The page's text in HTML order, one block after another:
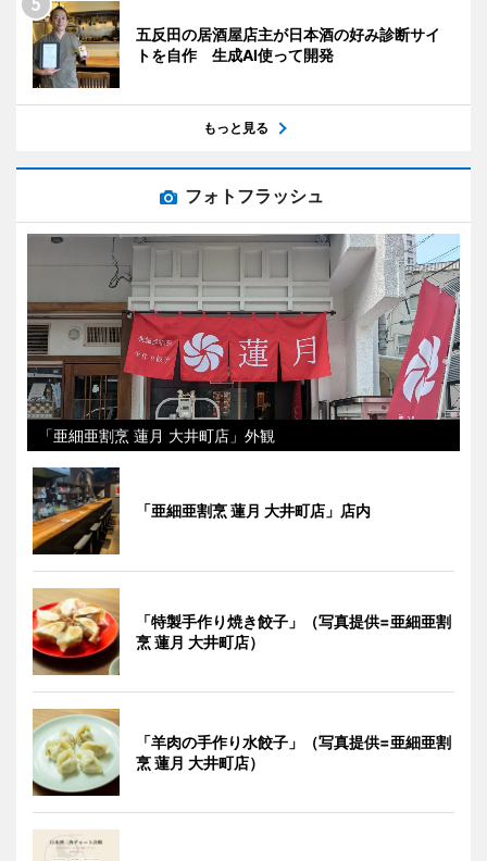
五反田の居酒屋店主が日本酒の好み診断サイ
トを自作 生成AI使って開発
もっと見る
フォトフラッシュ
「亜細亜割烹 蓮月 大井町店」外観
「亜細亜割烹 蓮月 大井町店」店内
「特製手作り焼き餃子」（写真提供=亜細亜割
烹 蓮月 大井町店）
「羊肉の手作り水餃子」（写真提供=亜細亜割
烹 蓮月 大井町店）